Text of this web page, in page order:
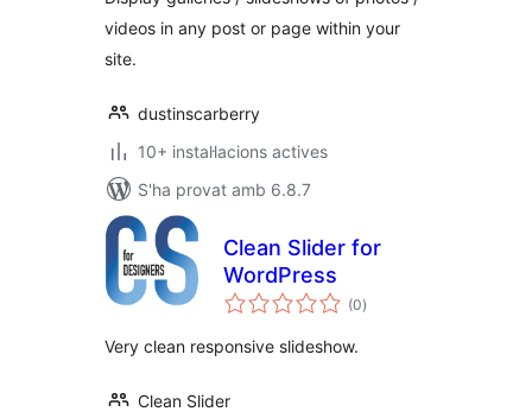
videos in any post or page within your
site.
dustinscarberry
10+ instal·lacions actives
S'ha provat amb 6.8.7
Clean Slider for
WordPress
(0puntuacions
totals
)
Very clean responsive slideshow.
Clean Slider